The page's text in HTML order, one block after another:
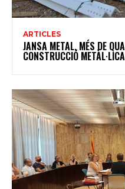
ARTICLES
JANSA METAL, MÉS DE
CONSTRUCCIÓ METÀL·LICA